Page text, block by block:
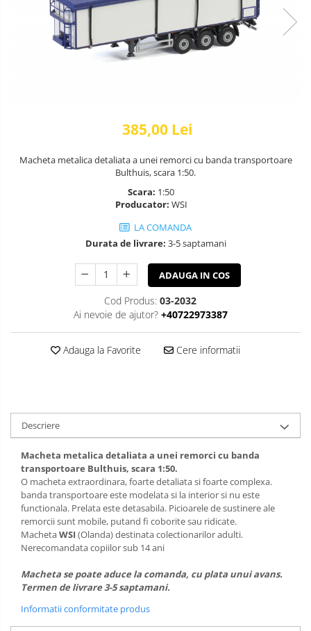
385,00 Lei
Macheta metalica detaliata a unei remorci cu banda transportoare
Bulthuis, scara 1:50.
Scara: 1:50
Producator: WSI
LA COMANDA
Durata de livrare: 3-5 saptamani
ADAUGA IN COS
Cod Produs: 03-2032
Ai nevoie de ajutor? +40722973387
Adauga la Favorite Cere informatii
Descriere
Macheta metalica detaliata a unei remorci cu banda
transportoare Bulthuis, scara 1:50.
O macheta extraordinara, foarte detaliata si foarte complexa.
banda transportoare este modelata si la interior si nu este
functionala. Prelata este detasabila. Picioarele de sustinere ale
remorcii sunt mobile, putand fi coborite sau ridicate.
MachetaWSI (Olanda) destinata colectionarilor adulti.
Nerecomandata copiilor sub 14 ani
Macheta se poate aduce la comanda, cu plata unui avans.
Termen de livrare 3-5 saptamani.
Informatii conformitate produs